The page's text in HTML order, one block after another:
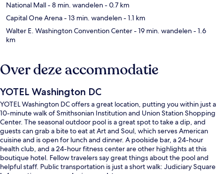
National Mall- 8 min. wandelen- 0.7 km
Capital One Arena- 13 min. wandelen- 1.1 km
Walter E. Washington Convention Center- 19 min. wandelen- 1.6
km
Over deze accommodatie
YOTEL Washington DC
YOTEL Washington DC offers a great location, putting you within just a
10-minute walk of Smithsonian Institution and Union Station Shopping
Center. The seasonal outdoor pool is a great spot to take a dip, and
guests can grab a bite to eat at Art and Soul, which serves American
cuisine and is open for lunch and dinner. A poolside bar, a 24-hour
health club, and a 24-hour fitness center are other highlights at this
boutique hotel. Fellow travelers say great things about the pool and
helpful staff. Public transportation is just a short walk: Judiciary Square